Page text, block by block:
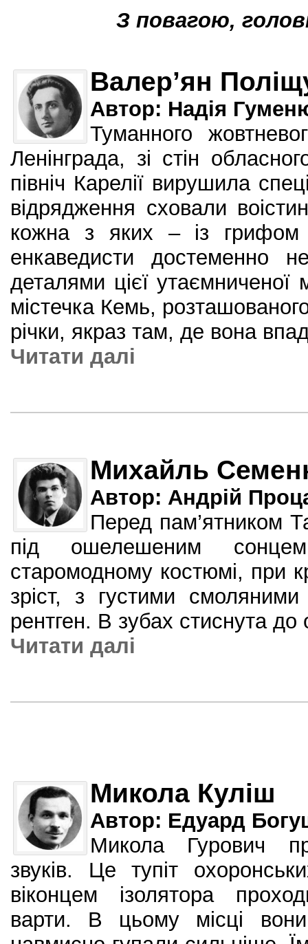
З повагою,
Валер’ян
Автор: Надія
Туманного
Ленінграда, зі стін
північ Карелії вирушила
відрядження сховали
кожна з яких – із грифом
енкаведисти достеменно
деталями цієї утаємниченої
містечка Кемь,
річки, якраз там, де вона
Читати далi
Михайль
Автор: Андрій
Перед пам’ятником
під ошелешеним
старомодному костюмі, при
зріст, з густими
рентген. В зубах стиснута
Читати далi
Микола Куліш
Автор: Едуард
Микола Гурович
звуків. Це тупіт
віконцем ізолятора
варти. В цьому місці